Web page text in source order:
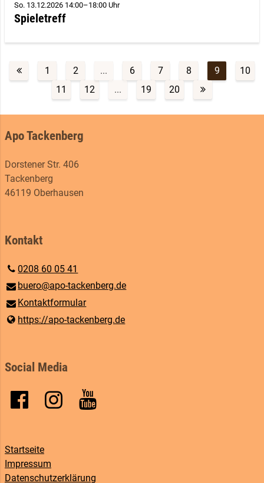
So. 13.12.2026 14:00–18:00 Uhr
Spieletreff
1 2 ... 6 7 8 9
10
11
12 ... 19 20
Apo Tackenberg
Dorstener Str. 406
Tackenberg
46119 Oberhausen
Kontakt
0208 60 05 41
buero@​apo-tackenberg.​de
Kontaktformular
https://apo-tackenberg.​de
Social Media
Startseite
Impressum
Datenschutzerklärung